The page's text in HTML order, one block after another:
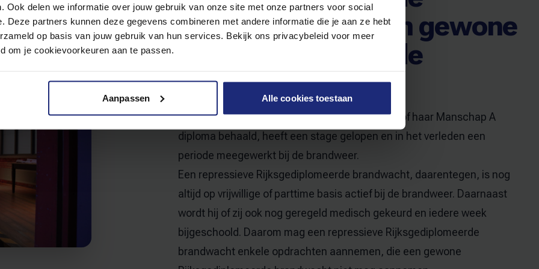
Ook delen we informatie over jouw gebruik van onze site met onze partners voor social
Deze partners kunnen deze gegevens combineren met andere informatie die je aan ze hebt
op basis van jouw gebruik van hun services. Bekijk ons privacybeleid voor meer
om je cookievoorkeuren aan te passen.
Aanpassen Alle cookies toestaan
brandwacht en een gewone
Rijksgediplomeerde
brandwacht?
Een Rijksgediplomeerde brandwacht heeft zijn of haar Manschap A
diploma behaald, heeft een stage gelopen en in het verleden een
periode meegewerkt bij de brandweer.
Een repressieve Rijksgediplomeerde brandwacht, daarentegen, is nog
altijd op vrijwillige of parttime basis actief bij de brandweer. Daarnaast
wordt hij of zij ook nog geregeld medisch gekeurd en iedere week
bijgeschoold. Daarom mag een repressieve Rijksgediplomeerde
brandwacht enkele opdrachten aannemen, die een gewone